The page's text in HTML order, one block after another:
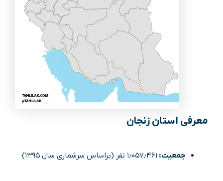
معرفی استان زنجان
جمعیت: ۱٫۰۵۷٫۴۶۱ نفر (براساس سرشماری سال ۱۳۹۵)